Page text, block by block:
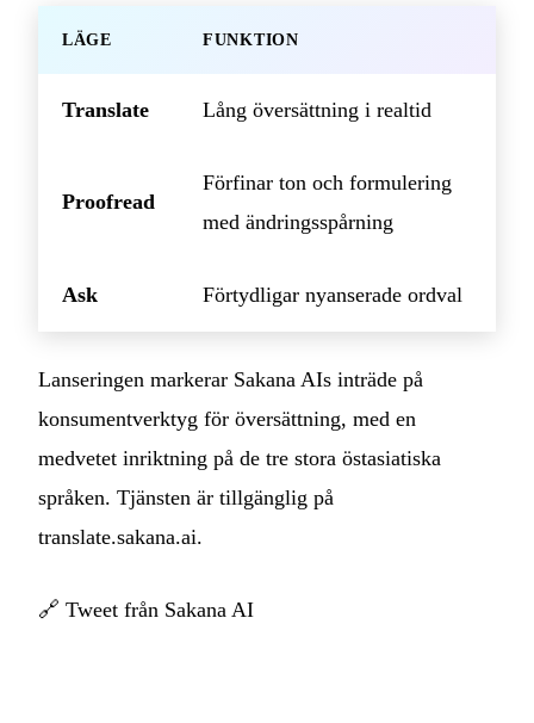
LÄGE FUNKTION
Translate Lång översättning i realtid
Proofread
Förfinar ton och formulering
med ändringsspårning
Ask Förtydligar nyanserade ordval
Lanseringen markerar Sakana AIs inträde på
konsumentverktyg för översättning, med en
medvetet inriktning på de tre stora östasiatiska
språken. Tjänsten är tillgänglig på
translate.sakana.ai.
🔗 Tweet från Sakana AI